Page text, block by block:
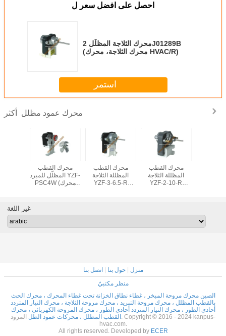
احصل على افضل سعر ل
محرك الثلاجة المظلّل 2J01289B
(محرك الثلاجة، محرك HVAC/R)
استمر
محرك عمود مظلل
محرك القطب
المظلّل للمبرد YZF-
PSC4W (محرك
محرك القطب
المظللة الثلاجة
YZF-3-6.5-R
محرك القطب
المظللة الثلاجة
YZF-2-10-R
غير اللغة
منزل |حول بنا |اتصل بنا
منظر مكتبيّ
الصين محرك مروحة المبخر ، غطاء نطاق الخزانة تحت غطاء المحرك ، محرك الحث
بالقطب المظلل ، محرك مروحة التبريد ، محرك مروحة الثلاجة ، محرك التيار المتردد
أحادي الطور ، محرك التيار المتردد أحادي الطور ، محرك المروحة الكهربائي ، محرك
القطب المظلل ، محركات عمود الظل المزود. Copyright © 2016 - 2024 kanpus-
hvac.com.
All rights reserved. Developed by ECER